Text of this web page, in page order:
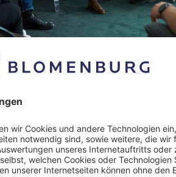
Verfahren